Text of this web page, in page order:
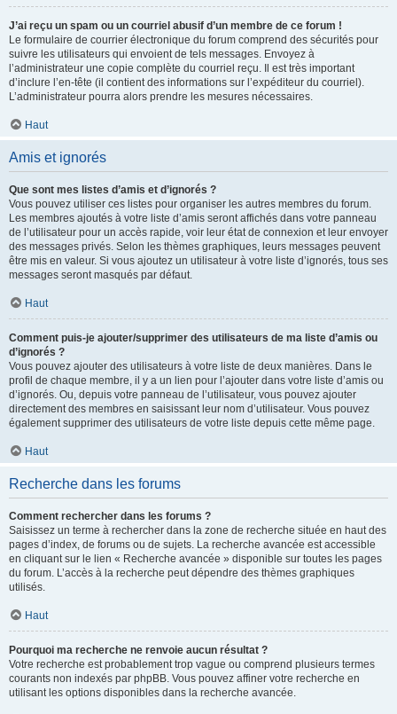
J’ai reçu un spam ou un courriel abusif d’un membre de ce forum !
Le formulaire de courrier électronique du forum comprend des sécurités pour
suivre les utilisateurs qui envoient de tels messages. Envoyez à
l’administrateur une copie complète du courriel reçu. Il est très important
d’inclure l’en-tête (il contient des informations sur l’expéditeur du courriel).
L’administrateur pourra alors prendre les mesures nécessaires.
Haut
Amis et ignorés
Que sont mes listes d’amis et d’ignorés ?
Vous pouvez utiliser ces listes pour organiser les autres membres du forum.
Les membres ajoutés à votre liste d’amis seront affichés dans votre panneau
de l’utilisateur pour un accès rapide, voir leur état de connexion et leur envoyer
des messages privés. Selon les thèmes graphiques, leurs messages peuvent
être mis en valeur. Si vous ajoutez un utilisateur à votre liste d’ignorés, tous ses
messages seront masqués par défaut.
Haut
Comment puis-je ajouter/supprimer des utilisateurs de ma liste d’amis ou
d’ignorés ?
Vous pouvez ajouter des utilisateurs à votre liste de deux manières. Dans le
profil de chaque membre, il y a un lien pour l’ajouter dans votre liste d’amis ou
d’ignorés. Ou, depuis votre panneau de l’utilisateur, vous pouvez ajouter
directement des membres en saisissant leur nom d’utilisateur. Vous pouvez
également supprimer des utilisateurs de votre liste depuis cette même page.
Haut
Recherche dans les forums
Comment rechercher dans les forums ?
Saisissez un terme à rechercher dans la zone de recherche située en haut des
pages d’index, de forums ou de sujets. La recherche avancée est accessible
en cliquant sur le lien « Recherche avancée » disponible sur toutes les pages
du forum. L’accès à la recherche peut dépendre des thèmes graphiques
utilisés.
Haut
Pourquoi ma recherche ne renvoie aucun résultat ?
Votre recherche est probablement trop vague ou comprend plusieurs termes
courants non indexés par phpBB. Vous pouvez affiner votre recherche en
utilisant les options disponibles dans la recherche avancée.